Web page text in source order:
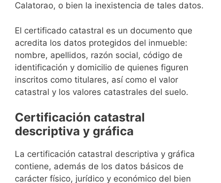
Calatorao, o bien la inexistencia de tales datos.
El certificado catastral es un documento que
acredita los datos protegidos del inmueble:
nombre, apellidos, razón social, código de
identificación y domicilio de quienes figuren
inscritos como titulares, así como el valor
catastral y los valores catastrales del suelo.
Certificación catastral
descriptiva y gráfica
La certificación catastral descriptiva y gráfica
contiene, además de los datos básicos de
carácter físico, jurídico y económico del bien